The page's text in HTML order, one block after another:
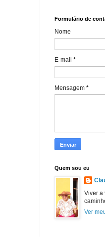
Formulário de
Nome
E-mail *
Mensagem *
Quem sou eu
Viver a
Ver